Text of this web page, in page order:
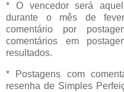
* O vencedor será
durante o mês de
comentário por
comentários em
resultados.
* Postagens com
resenha de Simples